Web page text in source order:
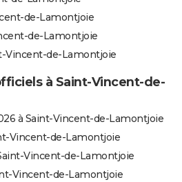
de-Lamontjoie
de-Lamontjoie
Vincent-de-Lamontjoie
à Saint-Vincent-de-
à Saint-Vincent-de-Lamontjoie
Vincent-de-Lamontjoie
Vincent-de-Lamontjoie
Vincent-de-Lamontjoie